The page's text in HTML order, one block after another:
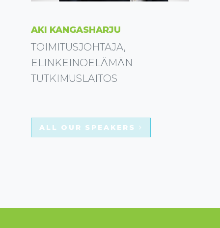
AKI KANGASHARJU
TOIMITUSJOHTAJA,
ELINKEINOELÄMÄN
TUTKIMUSLAITOS
ALL OUR SPEAKERS